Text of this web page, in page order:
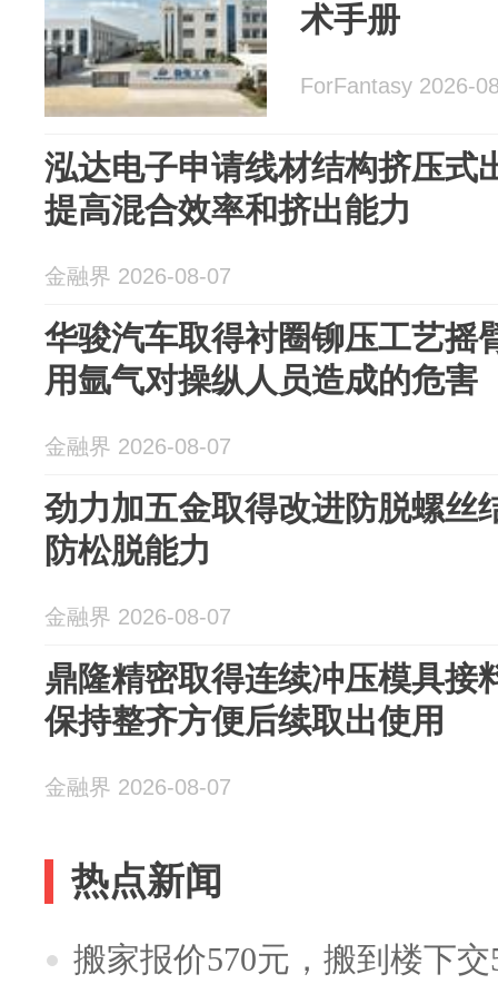
术手册
ForFantasy 2026-
泓达电子申请线材结构挤压式
提高混合效率和挤出能力
金融界 2026-08-07
华骏汽车取得衬圈铆压工艺摇
用氩气对操纵人员造成的危害
金融界 2026-08-07
劲力加五金取得改进防脱螺丝
防松脱能力
金融界 2026-08-07
鼎隆精密取得连续冲压模具接
保持整齐方便后续取出使用
金融界 2026-08-07
热点新闻
搬家报价570元，搬到楼下